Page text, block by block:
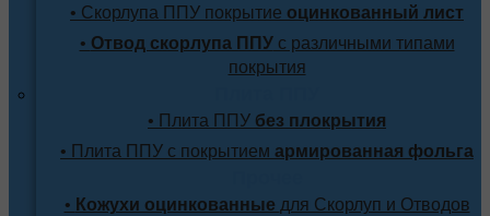
• Скорлупа ППУ покрытие оцинкованный лист
• Отвод скорлупа ППУс различными типами
покрытия
• Плита ППУ без плокрытия
• Плита ППУ с покрытием армированная фольга
• Кожухи оцинкованные для Скорлуп и Отводов